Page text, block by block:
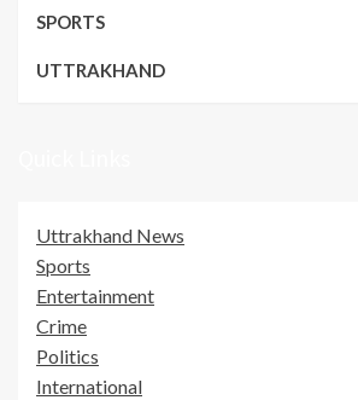
SPORTS
UTTRAKHAND
Uttrakhand News
Sports
Entertainment
Crime
Politics
International